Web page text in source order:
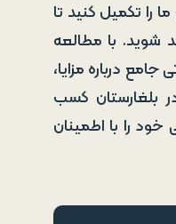
ما را تکمیل کنید تا
شوید. با مطالعه
جامع درباره مزایا،
بلغارستان کسب
را با اطمینان